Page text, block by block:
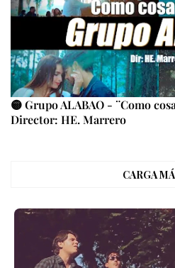
🟡 Grupo ALABAO - ¨Como
Director: HE. Marrero
CARGA